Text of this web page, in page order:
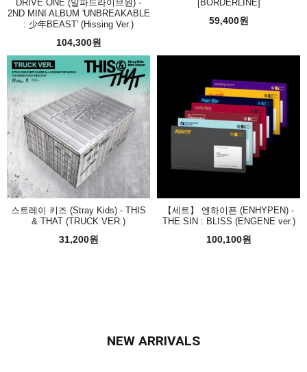
DRIVE ONE (알파드라이브원) -
2ND MINI ALBUM 'UNBREAKABLE
: 少年BEAST' (Hissing Ver.)
104,300원
[BORDERLINE]
59,400원
스트레이 키즈 (Stray Kids) - THIS
& THAT (TRUCK VER.)
31,200원
【세트】 엔하이픈 (ENHYPEN) -
THE SIN : BLISS (ENGENE ver.)
100,100원
NEW ARRIVALS